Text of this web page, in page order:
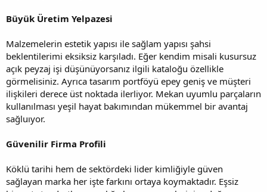
Büyük Üretim Yelpazesi
Malzemelerin estetik yapısı ile sağlam yapısı şahsi
beklentilerimi eksiksiz karşıladı. Eğer kendim misali kusursuz
açık peyzaj işi düşünüyorsanız ilgili kataloğu özellikle
görmelisiniz. Ayrıca tasarım portföyü epey geniş ve müşteri
ilişkileri derece üst noktada ilerliyor. Mekan uyumlu parçaların
kullanılması yeşil hayat bakımından mükemmel bir avantaj
sağluıyor.
Güvenilir Firma Profili
Köklü tarihi hem de sektördeki lider kimliğiyle güven
sağlayan marka her işte farkını ortaya koymaktadır. Eşsiz